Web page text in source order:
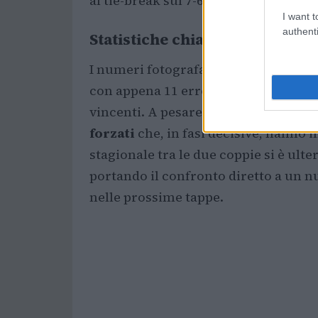
I want
Statistiche chiave della finale
I numeri fotografano la partita:
con appena 11 errori non forzati,
vincenti. A pesare sulla
forzati che, in fasi decisive, hanno
stagionale tra le due coppie si è
portando il confronto diretto a un
nelle prossime tappe.